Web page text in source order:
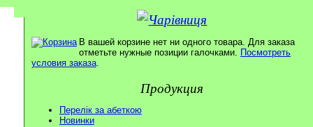
В вашей корзине нет ни одного товара. Для заказа
отметьте нужные позиции галочками. Посмотреть
условия заказа.
Продукция
Перелік за абеткою
Новинки